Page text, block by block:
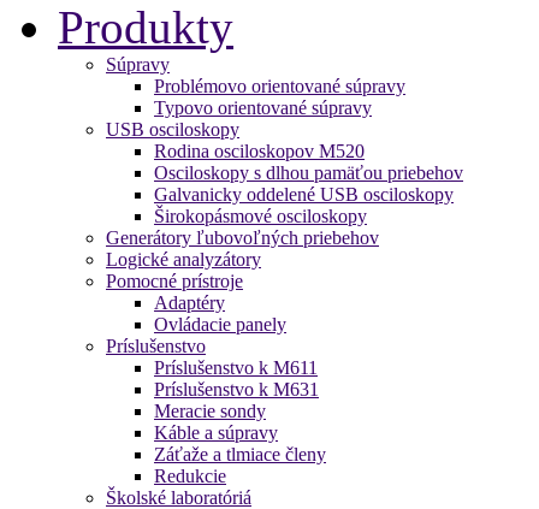
Produkty
Súpravy
Problémovo orientované súpravy
Typovo orientované súpravy
USB osciloskopy
Rodina osciloskopov M520
Osciloskopy s dlhou pamäťou priebehov
Galvanicky oddelené USB osciloskopy
Širokopásmové osciloskopy
Generátory ľubovoľných priebehov
Logické analyzátory
Pomocné prístroje
Adaptéry
Ovládacie panely
Príslušenstvo
Príslušenstvo k M611
Príslušenstvo k M631
Meracie sondy
Káble a súpravy
Záťaže a tlmiace členy
Redukcie
Školské laboratóriá